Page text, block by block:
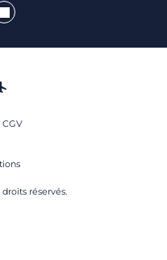
CGV
droits réservés.